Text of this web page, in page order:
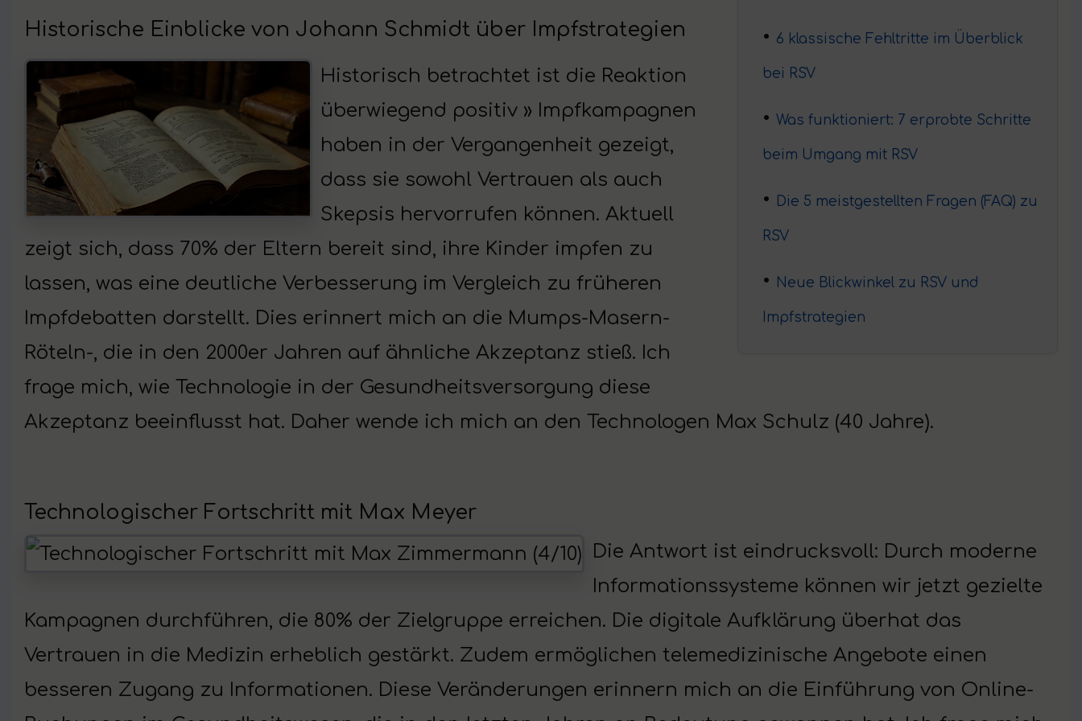
6 klassische Fehltritte im Überblick
bei RSV
Was funktioniert: 7 erprobte Schritte
beim Umgang mit RSV
Die 5 meistgestellten Fragen (FAQ) zu
RSV
Neue Blickwinkel zu RSV und
Impfstrategien
Historische Einblicke von Johann Schmidt über Impfstrategien
Historisch betrachtet ist die Reaktion
überwiegend positiv » Impfkampagnen
haben in der Vergangenheit gezeigt,
dass sie sowohl Vertrauen als auch
Skepsis hervorrufen können. Aktuell
zeigt sich, dass 70% der Eltern bereit sind, ihre Kinder impfen zu
lassen, was eine deutliche Verbesserung im Vergleich zu früheren
Impfdebatten darstellt. Dies erinnert mich an die Mumps-Masern-
Röteln-, die in den 2000er Jahren auf ähnliche Akzeptanz stieß. Ich
frage mich, wie Technologie in der Gesundheitsversorgung diese
Akzeptanz beeinflusst hat. Daher wende ich mich an den Technologen Max Schulz (40 Jahre).
Technologischer Fortschritt mit Max Meyer
Die Antwort ist eindrucksvoll: Durch moderne
Informationssysteme können wir jetzt gezielte
Kampagnen durchführen, die 80% der Zielgruppe erreichen. Die digitale Aufklärung überhat das
Vertrauen in die Medizin erheblich gestärkt. Zudem ermöglichen telemedizinische Angebote einen
besseren Zugang zu Informationen. Diese Veränderungen erinnern mich an die Einführung von Online-